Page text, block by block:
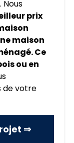
. Nous
prix
maison
Ce
ou en
de votre
⇒